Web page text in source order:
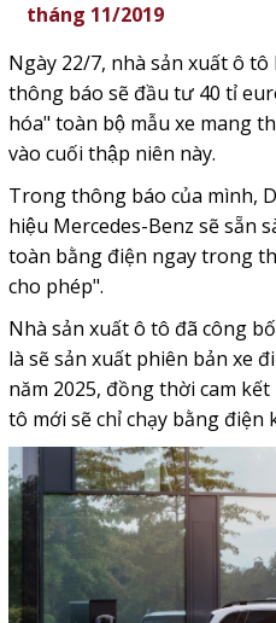
tháng 11/2019
Ngày 22/7, nhà sản xuất ô
thông báo sẽ đầu tư 40 tỉ
hóa" toàn bộ mẫu xe mang
vào cuối thập niên này.
Trong thông báo của mình,
hiệu Mercedes-Benz sẽ sẵn
toàn bằng điện ngay trong
cho phép".
Nhà sản xuất ô tô đã công
là sẽ sản xuất phiên bản xe
năm 2025, đồng thời cam
tô mới sẽ chỉ chạy bằng điện